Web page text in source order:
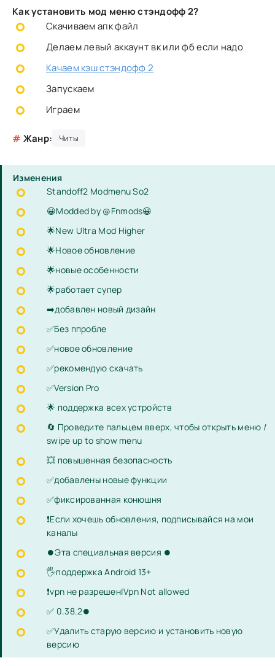
Как установить мод меню стэндофф 2?
Скачиваем апк файл
Делаем левый аккаунт вк или фб если надо
Качаем кэш стэндофф 2
Запускаем
Играем
# Жанр: Читы
Изменения
Standoff2 Modmenu So2
😀Modded by @Fnmods😀
🌟New Ultra Mod Higher
🌟Новое обновление
🌟новые особенности
🌟работает супер
➡️добавлен новый дизайн
✅Без ппробле
✅новое обновление
✅рекомендую скачать
✅Version Pro
🌟 поддержка всех устройств
🔄 Проведите пальцем вверх, чтобы открыть меню /
swipe up to show menu
💥 повышенная безопасность
✅добавлены новые функции
✅фиксированная конюшня
❗️Если хочешь обновления, подписывайся на мои
каналы
⏺Эта специальная версия ⏺
🖐поддержка Android 13+
❗️vpn не разрешен|Vpn Not allowed
✅ 0.38.2⏺
✅Удалить старую версию и установить новую
версию